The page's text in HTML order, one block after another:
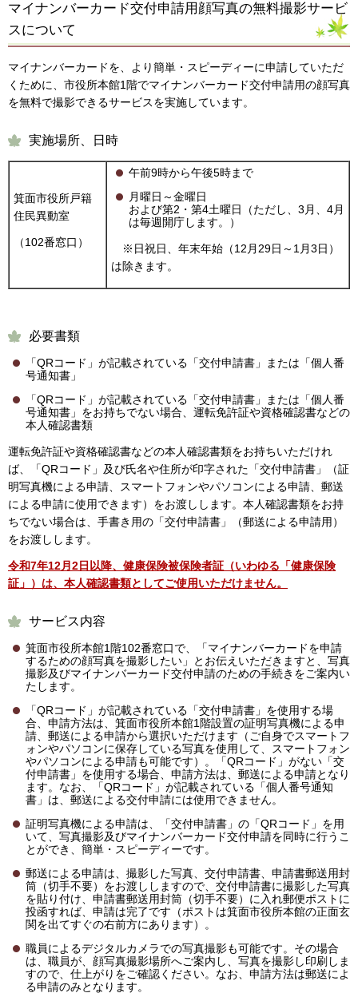
マイナンバーカード交付申請用顔写真の無料撮影サービ
スについて
マイナンバーカードを、より簡単・スピーディーに申請していただ
くために、市役所本館1階でマイナンバーカード交付申請用の顔写真
を無料で撮影できるサービスを実施しています。
実施場所、日時
箕面市役所戸籍
住民異動室
（102番窓口）
午前9時から午後5時まで
月曜日～金曜日
および第2・第4土曜日（ただし、3月、4月
は毎週開庁します。）
※日祝日、年末年始（12月29日～1月3日）
は除きます。
必要書類
「QRコード」が記載されている「交付申請書」または「個人番
号通知書」
「QRコード」が記載されている「交付申請書」または「個人番
号通知書」をお持ちでない場合、運転免許証や資格確認書などの
本人確認書類
運転免許証や資格確認書などの本人確認書類をお持ちいただけれ
ば、「QRコード」及び氏名や住所が印字された「交付申請書」（証
明写真機による申請、スマートフォンやパソコンによる申請、郵送
による申請に使用できます）をお渡しします。本人確認書類をお持
ちでない場合は、手書き用の「交付申請書」（郵送による申請用）
をお渡しします。
令和7年12月2日以降、健康保険被保険者証（いわゆる「健康保険
証」）は、本人確認書類としてご使用いただけません。
サービス内容
箕面市役所本館1階102番窓口で、「マイナンバーカードを申請
するための顔写真を撮影したい」とお伝えいただきますと、写真
撮影及びマイナンバーカード交付申請のための手続きをご案内い
たします。
「QRコード」が記載されている「交付申請書」を使用する場
合、申請方法は、箕面市役所本館1階設置の証明写真機による申
請、郵送による申請から選択いただけます（ご自身でスマートフ
ォンやパソコンに保存している写真を使用して、スマートフォン
やパソコンによる申請も可能です）。「QRコード」がない「交
付申請書」を使用する場合、申請方法は、郵送による申請となり
ます。なお、「QRコード」が記載されている「個人番号通知
書」は、郵送による交付申請には使用できません。
証明写真機による申請は、「交付申請書」の「QRコード」を用
いて、写真撮影及びマイナンバーカード交付申請を同時に行うこ
とができ、簡単・スピーディーです。
郵送による申請は、撮影した写真、交付申請書、申請書郵送用封
筒（切手不要）をお渡ししますので、交付申請書に撮影した写真
を貼り付け、申請書郵送用封筒（切手不要）に入れ郵便ポストに
投函すれば、申請は完了です（ポストは箕面市役所本館の正面玄
関を出てすぐの右前方にあります）。
職員によるデジタルカメラでの写真撮影も可能です。その場合
は、職員が、顔写真撮影場所へご案内し、写真を撮影し印刷しま
すので、仕上がりをご確認ください。なお、申請方法は郵送によ
る申請のみとなります。